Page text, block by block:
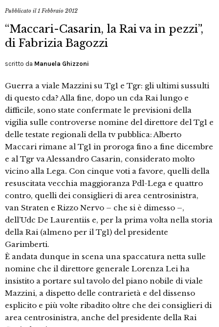
Pubblicato il1 Febbraio 2012
“Maccari-Casarin, la Rai va in pezzi”,
di Fabrizia Bagozzi
scritto da Manuela Ghizzoni
Guerra a viale Mazzini su Tg1 e Tgr: gli ultimi sussulti
di questo cda? Alla fine, dopo un cda Rai lungo e
difficile, sono state confermate le previsioni della
vigilia sulle controverse nomine del direttore del Tg1 e
delle testate regionali della tv pubblica: Alberto
Maccari rimane al Tg1 in proroga fino a fine dicembre
e al Tgr va Alessandro Casarin, considerato molto
vicino alla Lega. Con cinque voti a favore, quelli della
resuscitata vecchia maggioranza Pdl-Lega e quattro
contro, quelli dei consiglieri di area centrosinistra,
van Straten e Rizzo Nervo – che si è dimesso –,
dell’Udc De Laurentiis e, per la prima volta nella storia
della Rai (almeno per il Tg1) del presidente
Garimberti.
È andata dunque in scena una spaccatura netta sulle
nomine che il direttore generale Lorenza Lei ha
insistito a portare sul tavolo del piano nobile di viale
Mazzini, a dispetto delle contrarietà e del dissenso
esplicito e più volte ribadito oltre che dei consiglieri di
area centrosinistra, anche del presidente della Rai